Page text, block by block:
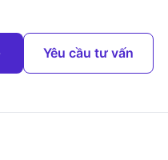
Yêu cầu tư vấn